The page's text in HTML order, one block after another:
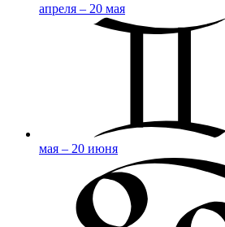
апреля – 20 мая
мая – 20 июня